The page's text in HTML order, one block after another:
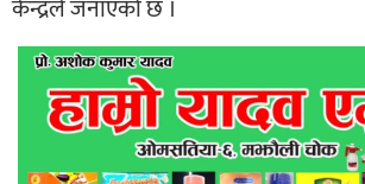
केन्द्रले जनाएको छ ।